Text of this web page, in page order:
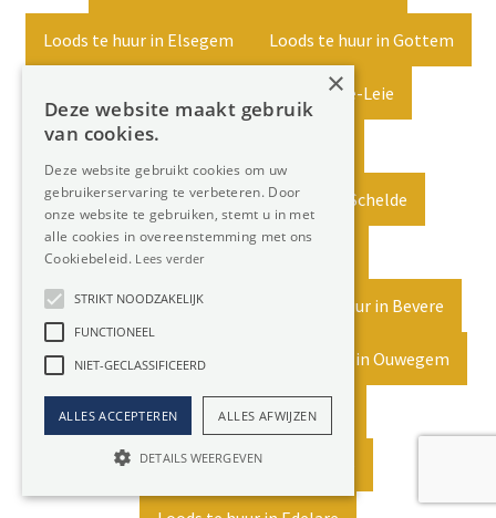
Loods te huur in Elsegem Loods te huur in Gottem
Loods te huur in Petegem-aan-de-Leie
Loods te huur in Moregem
Loods te huur in Petegem-aan-de-Schelde
Loods te huur in Wortegem
Loods te huur in Welden Loods te huur in Bevere
Loods te huur in Huise Loods te huur in Ouwegem
Loods te huur in Volkegem
Loods te huur in Oudenaarde
×
Deze website maakt gebruik
van cookies.
Deze website gebruikt cookies om uw
gebruikerservaring te verbeteren. Door
onze website te gebruiken, stemt u in met
alle cookies in overeenstemming met ons
Cookiebeleid. Lees verder
STRIKT NOODZAKELIJK
FUNCTIONEEL
NIET-GECLASSIFICEERD
ALLES ACCEPTEREN ALLES AFWIJZEN
DETAILS WEERGEVEN